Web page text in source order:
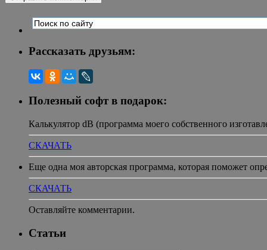
Рассказать друзьям:
Полезный софт в подарок:
Калькулятор dB (программа моего собственного
СКАЧАТЬ
Еще одна моя авторская программа, которая поможет
СКАЧАТЬ
Оставляйте комментарии.
Статьи